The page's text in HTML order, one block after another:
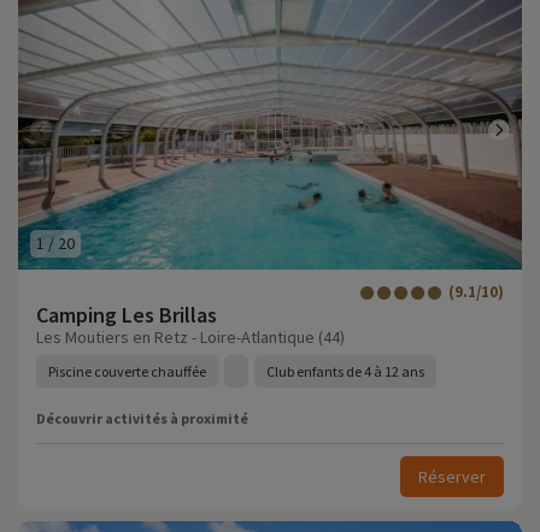
1 / 20
Camping Les Brillas
(9.1/10)
Les Moutiers en Retz - Loire-Atlantique (44)
Piscine couverte chauffée Club enfants de 4 à 12 ans
Découvrir activités à proximité
Réserver